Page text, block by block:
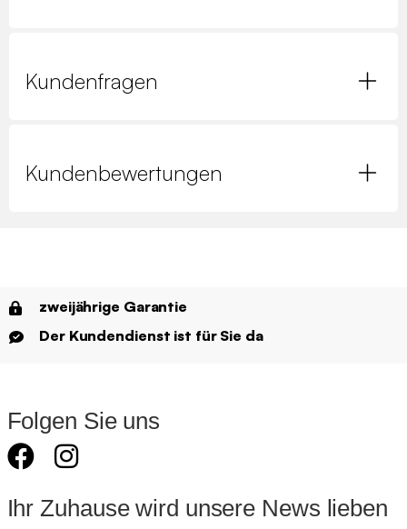
Kundenfragen
Kundenbewertungen
zweijährige Garantie
Der Kundendienst ist für Sie da
Folgen Sie uns
Ihr Zuhause wird unsere News lieben